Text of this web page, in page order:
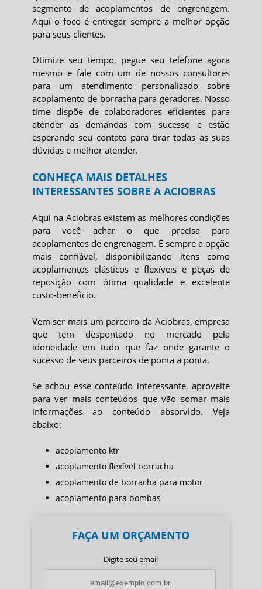
segmento de acoplamentos de engrenagem.
Aqui o foco é entregar sempre a melhor opção
para seus clientes.
Otimize seu tempo, pegue seu telefone agora
mesmo e fale com um de nossos consultores
para um atendimento personalizado sobre
acoplamento de borracha para geradores. Nosso
time dispõe de colaboradores eficientes para
atender as demandas com sucesso e estão
esperando seu contato para tirar todas as suas
dúvidas e melhor atender.
CONHEÇA MAIS DETALHES
INTERESSANTES SOBRE A ACIOBRAS
Aqui na Aciobras existem as melhores condições
para você achar o que precisa para
acoplamentos de engrenagem. É sempre a opção
mais confiável, disponibilizando itens como
acoplamentos elásticos e flexíveis e peças de
reposição com ótima qualidade e excelente
custo-benefício.
Vem ser mais um parceiro da Aciobras, empresa
que tem despontado no mercado pela
idoneidade em tudo que faz onde garante o
sucesso de seus parceiros de ponta a ponta.
Se achou esse conteúdo interessante, aproveite
para ver mais conteúdos que vão somar mais
informações ao conteúdo absorvido. Veja
abaixo:
acoplamento ktr
acoplamento flexível borracha
acoplamento de borracha para motor
acoplamento para bombas
FAÇA UM ORÇAMENTO
Digite seu email